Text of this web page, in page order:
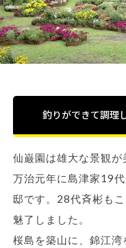
釣りができて調理
仙巌園は雄大な景観が
万治元年に島津家19
邸です。28代斉彬も
魅了しました。
桜島を築山に、錦江